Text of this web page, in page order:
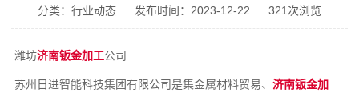
分类：行业动态 发布时间：2023-12-22 321次浏览
潍坊济南钣金加工公司
苏州日进智能科技集团有限公司是集金属材料贸易、济南钣金加